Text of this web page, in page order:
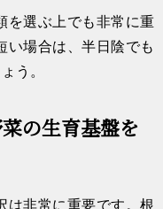
を選ぶ上でも非常に重
い場合は、半日陰でも
う。
の生育基盤を
は非常に重要です。根